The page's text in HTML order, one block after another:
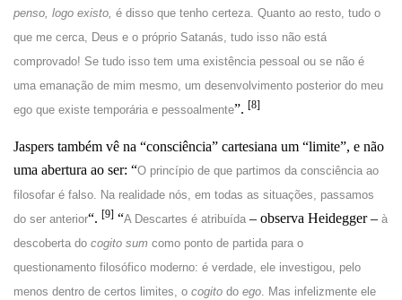
penso, logo existo, é disso que tenho certeza. Quanto ao resto, tudo o
que me cerca, Deus e o próprio Satanás, tudo isso não está
comprovado! Se tudo isso tem uma existência pessoal ou se não é
uma emanação de mim mesmo, um desenvolvimento posterior do meu
ego que existe temporária e pessoalmente”. [8]
Jaspers também vê na “consciência” cartesiana um “limite”, e não
uma abertura ao ser: “O princípio de que partimos da consciência ao
filosofar é falso. Na realidade nós, em todas as situações, passamos
do ser anterior“. [9] “A Descartes é atribuída – observa Heidegger – à
descoberta do cogito sum como ponto de partida para o
questionamento filosófico moderno: é verdade, ele investigou, pelo
menos dentro de certos limites, o cogito do ego. Mas infelizmente ele